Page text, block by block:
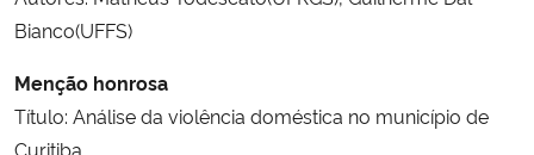
Bianco(UFFS)
Menção honrosa
Título: Análise da violência doméstica no município de
Curitiba